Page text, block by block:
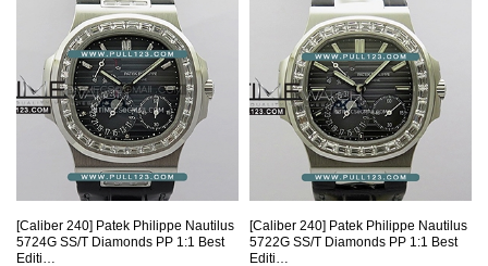
[Caliber 240] Patek Philippe Nautilus
5724G SS/T Diamonds PP 1:1 Best
Editi…
[Caliber 240] Patek Philippe Nautilus
5722G SS/T Diamonds PP 1:1 Best
Editi…